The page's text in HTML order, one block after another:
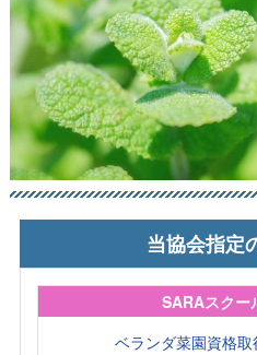
当協会指定
SARAスクー
ベランダ菜園資格